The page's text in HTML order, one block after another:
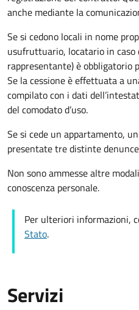
anche mediante la
Se si cedono locali in nome
usufruttuario, locatario in caso
rappresentante) è obbligatorio
Se la cessione è effettuata a
compilato con i dati
del comodato d’uso.
Se si cede un appartamento,
presentate tre distinte
Non sono ammesse altre
conoscenza personale.
Per ulteriori informazioni,
Stato.
Servizi